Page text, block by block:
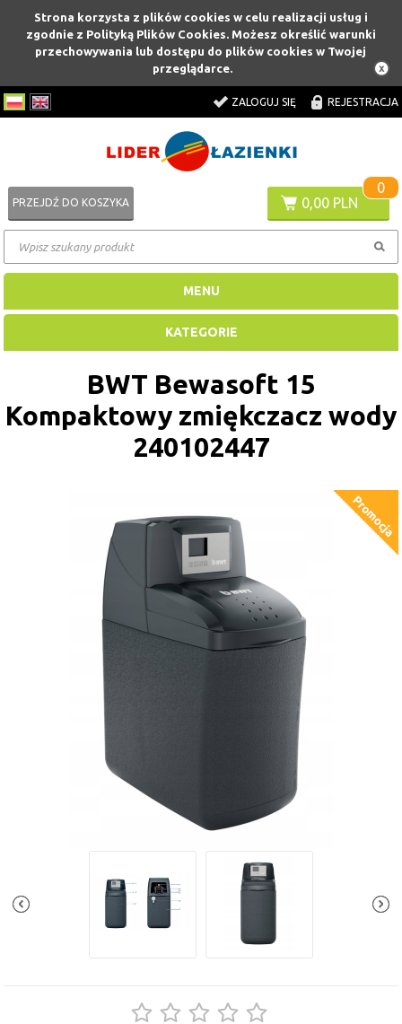
Strona korzysta z plików cookies w celu realizacji usług i
zgodnie z Polityką Plików Cookies. Możesz określić warunki
przechowywania lub dostępu do plików cookies w Twojej
przeglądarce.
ZALOGUJ SIĘ REJESTRACJA
0,00 PLN
0
PRZEJDŹ DO KOSZYKA
MENU
KATEGORIE
BWT Bewasoft 15
Kompaktowy zmiękczacz wody
240102447